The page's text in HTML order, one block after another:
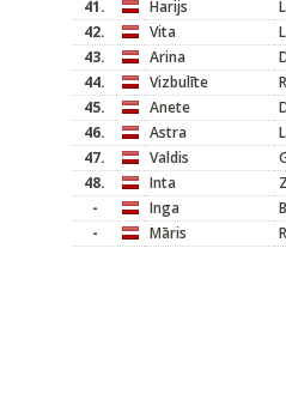
41.
Harijs
42.
Vita
43.
Arina
44.
Vizbulīte
45.
Anete
46.
Astra
47.
Valdis
48.
Inta
-
Inga
-
Māris